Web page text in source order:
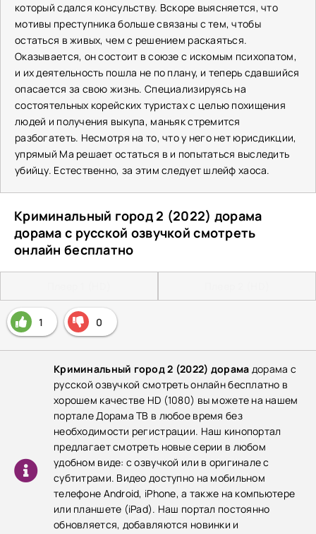
который сдался консульству. Вскоре выясняется, что
мотивы преступника больше связаны с тем, чтобы
остаться в живых, чем с решением раскаяться.
Оказывается, он состоит в союзе с искомым психопатом,
и их деятельность пошла не по плану, и теперь сдавшийся
опасается за свою жизнь. Специализируясь на
состоятельных корейских туристах с целью похищения
людей и получения выкупа, маньяк стремится
разбогатеть. Несмотря на то, что у него нет юрисдикции,
упрямый Ма решает остаться в и попытаться выследить
убийцу. Естественно, за этим следует шлейф хаоса.
Криминальный город 2 (2022) дорама
дорама с русской озвучкой смотреть
онлайн бесплатно
1 0
Криминальный город 2 (2022) дорама дорама с
русской озвучкой смотреть онлайн бесплатно в
хорошем качестве HD (1080) вы можете на нашем
портале Дорама ТВ в любое время без
необходимости регистрации. Наш кинопортал
предлагает смотреть новые серии в любом
удобном виде: с озвучкой или в оригинале с
субтитрами. Видео доступно на мобильном
телефоне Android, iPhone, а также на компьютере
или планшете (iPad). Наш портал постоянно
обновляется, добавляются новинки и